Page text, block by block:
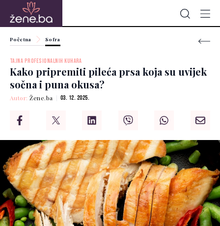
Početna Sofra
TAJNA PROFESIONALNIH KUHARA
Kako pripremiti pileća prsa koja su uvijek
sočna i puna okusa?
Autor:Žene.ba 03. 12. 2025.